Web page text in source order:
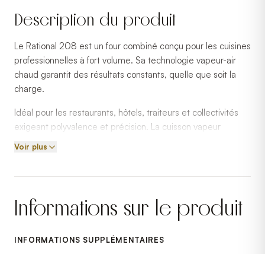
Description du produit
Le Rational 208 est un four combiné conçu pour les cuisines
professionnelles à fort volume. Sa technologie vapeur-air
chaud garantit des résultats constants, quelle que soit la
charge.
Idéal pour les restaurants, hôtels, traiteurs et collectivités
exigeant polyvalence et précision. La cuisson vapeur
préserve la qualité nutritionnelle et réduit les pertes de
poids.
Rational est une référence mondiale en fours combinés,
optimale.
Voir plus
Informations sur le produit
INFORMATIONS SUPPLÉMENTAIRES